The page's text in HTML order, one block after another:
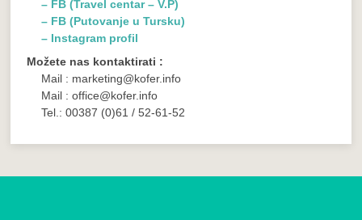
– FB (Travel centar – V.P)
– FB (Putovanje u Tursku)
– Instagram profil
Možete nas kontaktirati :
Mail : marketing@kofer.info
Mail : office@kofer.info
Tel.: 00387 (0)61 / 52-61-52